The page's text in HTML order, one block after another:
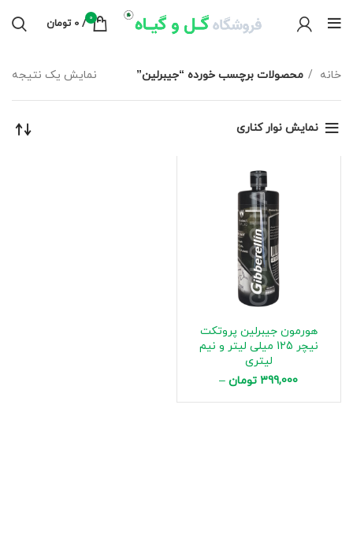
0
/
0 تومان
خانه محصولات برچسب خورده “جیبرلین” نمایش یک نتیجه
نمایش نوار کناری
هورمون جیبرلین پروتکت
نیچر 125 میلی لیتر و نیم
لیتری
399,000 تومان –